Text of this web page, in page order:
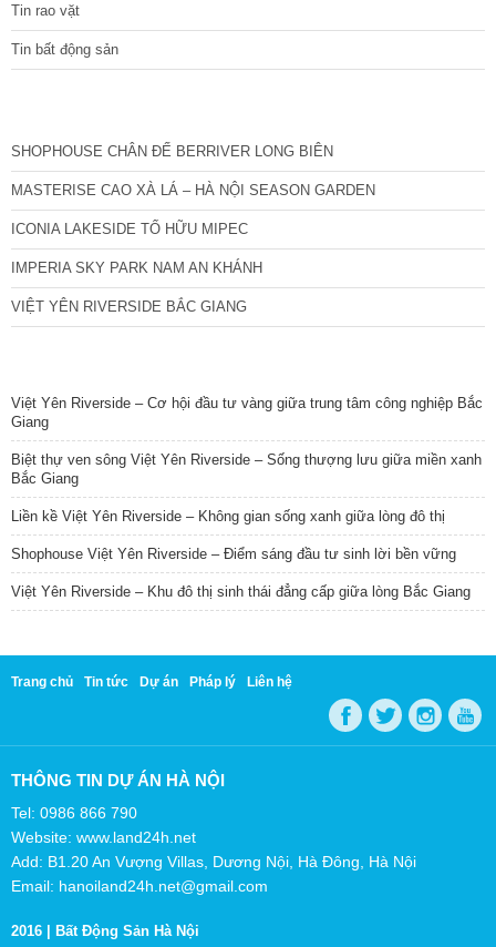
Tin rao vặt
Tin bất động sản
SHOPHOUSE CHÂN ĐẾ BERRIVER LONG BIÊN
MASTERISE CAO XÀ LÁ – HÀ NỘI SEASON GARDEN
ICONIA LAKESIDE TỐ HỮU MIPEC
IMPERIA SKY PARK NAM AN KHÁNH
VIỆT YÊN RIVERSIDE BẮC GIANG
Việt Yên Riverside – Cơ hội đầu tư vàng giữa trung tâm công nghiệp Bắc
Giang
Biệt thự ven sông Việt Yên Riverside – Sống thượng lưu giữa miền xanh
Bắc Giang
Liền kề Việt Yên Riverside – Không gian sống xanh giữa lòng đô thị
Shophouse Việt Yên Riverside – Điểm sáng đầu tư sinh lời bền vững
Việt Yên Riverside – Khu đô thị sinh thái đẳng cấp giữa lòng Bắc Giang
Trang chủ Tin tức Dự án Pháp lý Liên hệ
THÔNG TIN DỰ ÁN HÀ NỘI
Tel: 0986 866 790
Website: www.land24h.net
Add: B1.20 An Vượng Villas, Dương Nội, Hà Đông, Hà Nội
Email: hanoiland24h.net@gmail.com
2016 | Bất Động Sản Hà Nội